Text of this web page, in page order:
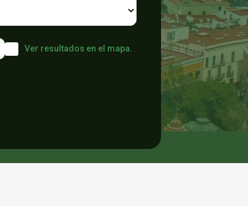
Ver resultados en el mapa.